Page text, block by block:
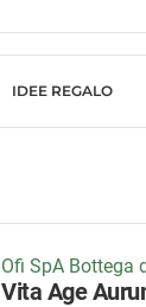
IDEE REGALO
Ofi SpA Bottega
Vita Age